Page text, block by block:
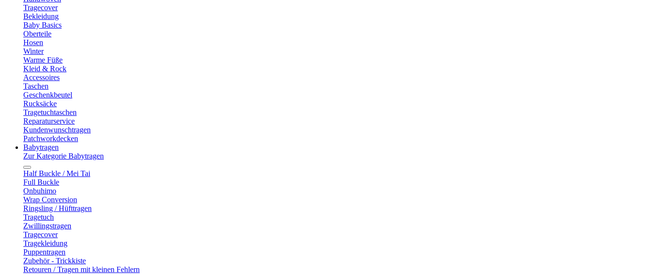
Tragecover
Bekleidung
Baby Basics
Oberteile
Hosen
Winter
Warme Füße
Kleid & Rock
Accessoires
Taschen
Geschenkbeutel
Rucksäcke
Tragetuchtaschen
Reparaturservice
Kundenwunschtragen
Patchworkdecken
Babytragen
Zur Kategorie Babytragen
Half Buckle / Mei Tai
Full Buckle
Onbuhimo
Wrap Conversion
Ringsling / Hüfttragen
Tragetuch
Zwillingstragen
Tragecover
Tragekleidung
Puppentragen
Zubehör - Trickkiste
Retouren / Tragen mit kleinen Fehlern